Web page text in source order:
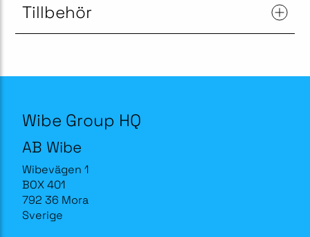
Tillbehör
Wibe Group HQ
AB Wibe
Wibevägen 1
BOX 401
792 36 Mora
Sverige